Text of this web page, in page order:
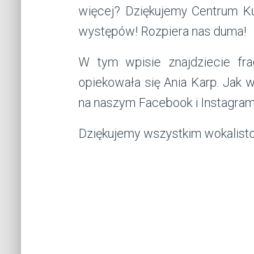
więcej? Dziękujemy Centrum
występów! Rozpiera nas duma!
W tym wpisie znajdziecie
opiekowała się Ania Karp. Jak
na naszym Facebook i
Dziękujemy wszystkim